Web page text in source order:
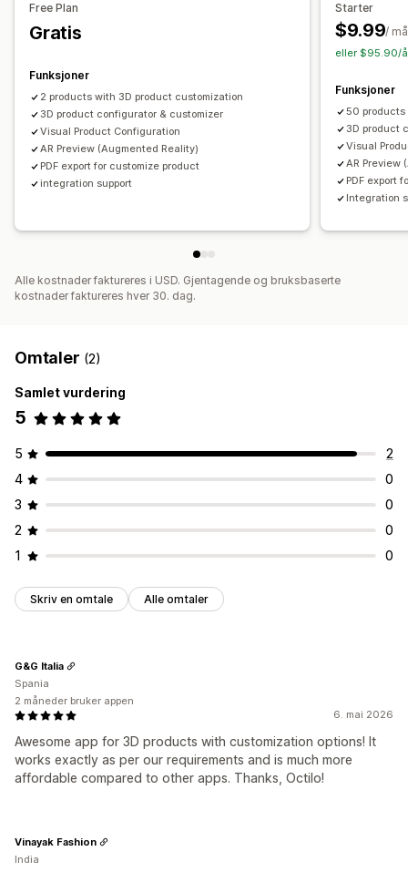
Free Plan
Gratis
Funksjoner
2 products with 3D product customization
3D product configurator & customizer
Visual Product Configuration
AR Preview (Augmented Reality)
PDF export for customize product
integration support
Starter
$9.99/
eller $95.90/
Funksjoner
50 products
3D product
Visual
AR Preview
PDF export
Integration
Alle kostnader faktureres i USD. Gjentagende og bruksbaserte
kostnader faktureres hver 30. dag.
Omtaler (2)
Samlet vurdering
5
5
2
4
0
3
0
2
0
1
0
Skriv en omtale Alle omtaler
6. mai 2026
Awesome app for 3D products with customization options! It
works exactly as per our requirements and is much more
affordable compared to other apps. Thanks, Octilo!
G&G Italia
Spania
2 måneder bruker appen
Vinayak Fashion
India